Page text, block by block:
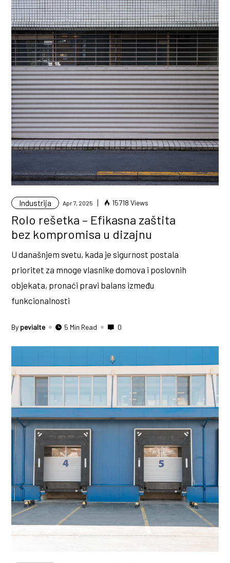
Industrija Apr 7, 2025 15718 Views
Rolo rešetka – Efikasna zaštita
bez kompromisa u dizajnu
U današnjem svetu, kada je sigurnost postala
prioritet za mnoge vlasnike domova i poslovnih
objekata, pronaći pravi balans između
funkcionalnosti
By pevialte 5 Min Read 0